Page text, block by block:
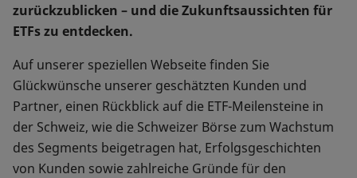
zurückzublicken – und die Zukunftsaussichten für
ETFs zu entdecken.
Auf unserer speziellen Webseite finden Sie
Glückwünsche unserer geschätzten Kunden und
Partner, einen Rückblick auf die ETF-Meilensteine in
der Schweiz, wie die Schweizer Börse zum Wachstum
des Segments beigetragen hat, Erfolgsgeschichten
von Kunden sowie zahlreiche Gründe für den